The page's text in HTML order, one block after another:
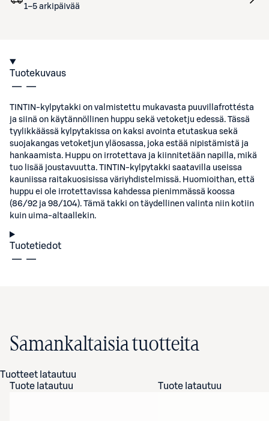
1–5 arkipäivää
Tuotekuvaus
TINTIN-kylpytakki on valmistettu mukavasta puuvillafrottésta
ja siinä on käytännöllinen huppu sekä vetoketju edessä. Tässä
tyylikkäässä kylpytakissa on kaksi avointa etutaskua sekä
suojakangas vetoketjun yläosassa, joka estää nipistämistä ja
hankaamista. Huppu on irrotettava ja kiinnitetään napilla, mikä
tuo lisää joustavuutta. TINTIN-kylpytakki saatavilla useissa
kauniissa raitakuosisissa väriyhdistelmissä. Huomioithan, että
huppu ei ole irrotettavissa kahdessa pienimmässä koossa
(86/92 ja 98/104). Tämä takki on täydellinen valinta niin kotiin
kuin uima-altaallekin.
Tuotetiedot
Samankaltaisia tuotteita
Tuotteet latautuu
Tuote latautuu
Tuote latautuu